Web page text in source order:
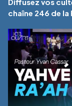
chaîne 246 de la